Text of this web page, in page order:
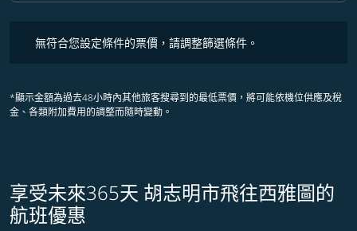
無符合您設定條件的票價，請調整篩選條件。
*顯示金額為過去48小時內其他旅客搜尋到的最低票價，將可能依機位供應及稅
金、各類附加費用的調整而隨時變動。
享受未來365天 胡志明市飛往西雅圖的
航班優惠